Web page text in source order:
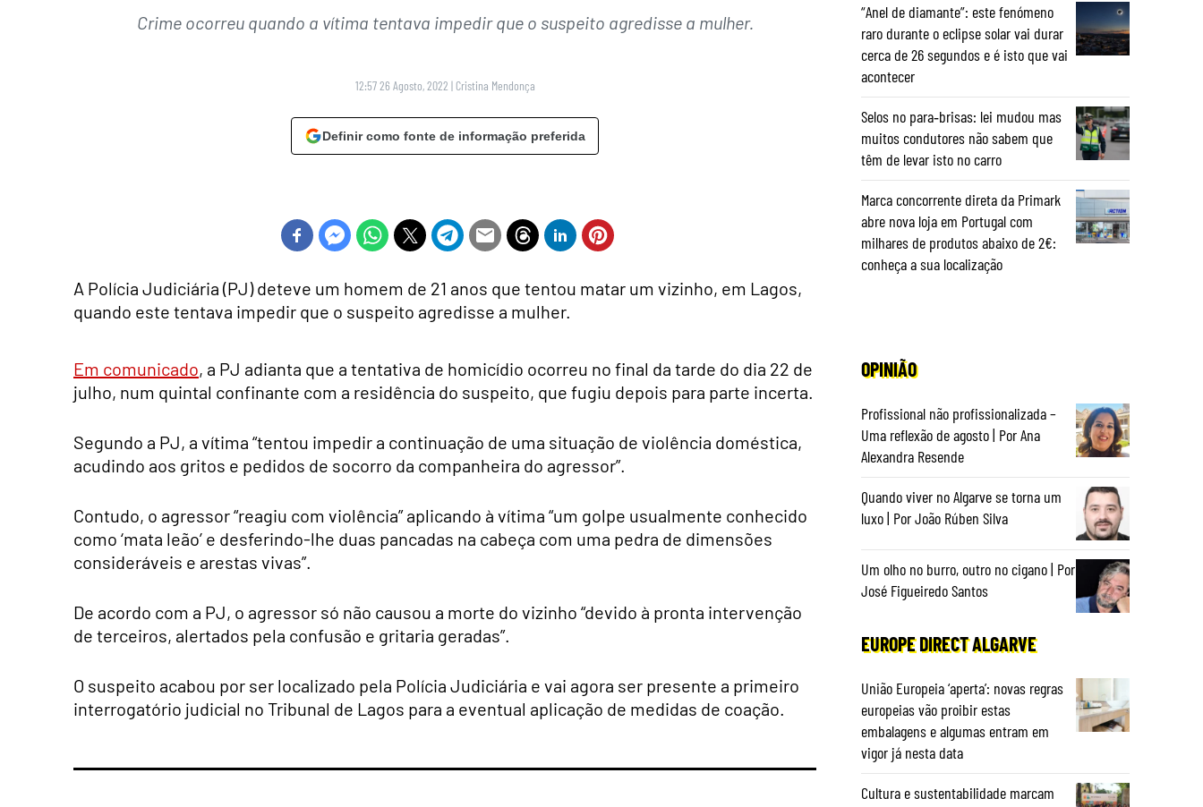
Crime ocorreu quando a vítima tentava impedir que o suspeito agredisse a mulher.
12:57 26 Agosto, 2022 | Cristina Mendonça
Definir como fonte de informação preferida
A Polícia Judiciária (PJ) deteve um homem de 21 anos que tentou matar um vizinho, em Lagos,
quando este tentava impedir que o suspeito agredisse a mulher.
Em comunicado, a PJ adianta que a tentativa de homicídio ocorreu no final da tarde do dia 22 de
julho, num quintal confinante com a residência do suspeito, que fugiu depois para parte incerta.
Segundo a PJ, a vítima “tentou impedir a continuação de uma situação de violência doméstica,
acudindo aos gritos e pedidos de socorro da companheira do agressor”.
Contudo, o agressor “reagiu com violência” aplicando à vítima “um golpe usualmente conhecido
como ‘mata leão’ e desferindo-lhe duas pancadas na cabeça com uma pedra de dimensões
consideráveis e arestas vivas”.
De acordo com a PJ, o agressor só não causou a morte do vizinho “devido à pronta intervenção
de terceiros, alertados pela confusão e gritaria geradas”.
O suspeito acabou por ser localizado pela Polícia Judiciária e vai agora ser presente a primeiro
interrogatório judicial no Tribunal de Lagos para a eventual aplicação de medidas de coação.
“Anel de diamante”: este fenómeno
raro durante o eclipse solar vai durar
cerca de 26 segundos e é isto que vai
acontecer
Selos no para‑brisas: lei mudou mas
muitos condutores não sabem que
têm de levar isto no carro
Marca concorrente direta da Primark
abre nova loja em Portugal com
milhares de produtos abaixo de 2€:
conheça a sua localização
OPINIÃO
Profissional não profissionalizada –
Uma reflexão de agosto | Por Ana
Alexandra Resende
Quando viver no Algarve se torna um
luxo | Por João Rúben Silva
Um olho no burro, outro no cigano | Por
José Figueiredo Santos
EUROPE DIRECT ALGARVE
União Europeia ‘aperta’: novas regras
europeias vão proibir estas
embalagens e algumas entram em
vigor já nesta data
Cultura e sustentabilidade marcam